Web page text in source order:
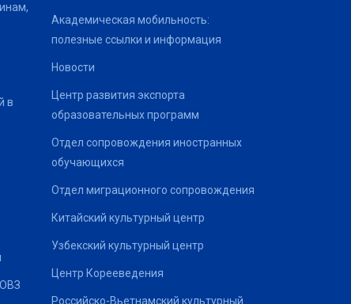
в
Академическая мобильность:
полезные ссылки и информация
Новости
Центр развития экспорта
образовательных программ
Отдел сопровождения иностранных
обучающихся
Отдел миграционного сопровождения
Китайский культурный центр
Узбекский культурный центр
Центр Корееведения
Российско-Вьетнамский культурный